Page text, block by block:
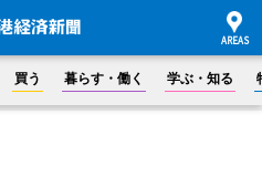
買う 暮らす・働く 学ぶ・知る